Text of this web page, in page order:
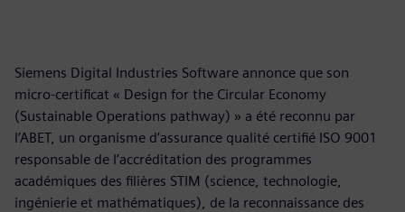
Siemens Digital Industries Software annonce que son
micro-certificat « Design for the Circular Economy
(Sustainable Operations pathway) » a été reconnu par
l’ABET, un organisme d’assurance qualité certifié ISO 9001
responsable de l’accréditation des programmes
académiques des filières STIM (science, technologie,
ingénierie et mathématiques), de la reconnaissance des